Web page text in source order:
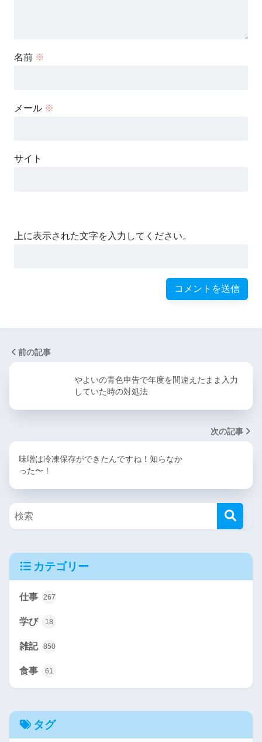
名前 ※
メール ※
サイト
上に表示された文字を入力してください。
前の記事
やよいの青色申告で年度を間違えたまま入力
していた時の対処法
次の記事
味噌は冷凍保存ができたんですね！知らなか
った〜！
カテゴリー
仕事 267
学び 18
雑記 850
食事 61
タグ